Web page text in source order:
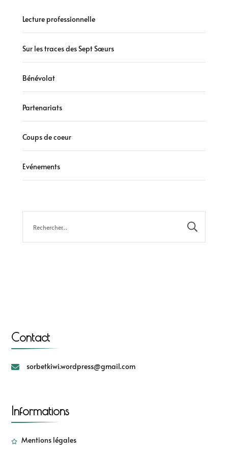
Lecture professionnelle
Sur les traces des Sept Sœurs
Bénévolat
Partenariats
Coups de coeur
Evénements
Contact
sorbetkiwi.wordpress@gmail.com
Informations
Mentions légales